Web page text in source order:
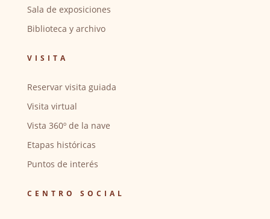
Sala de exposiciones
Biblioteca y archivo
VISITA
Reservar visita guiada
Visita virtual
Vista 360º de la nave
Etapas históricas
Puntos de interés
CENTRO SOCIAL